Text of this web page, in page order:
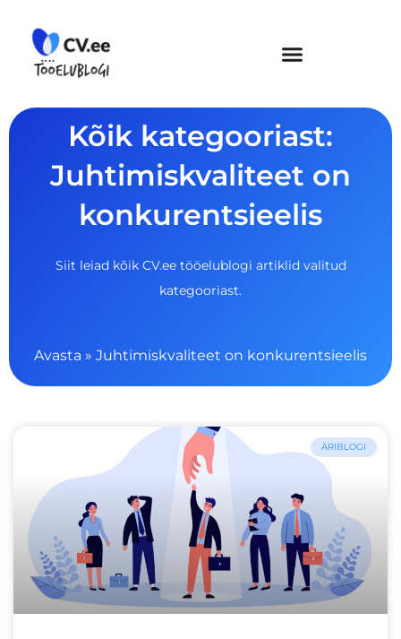
content
Kõik kategooriast:
Juhtimiskvaliteet on
konkurentsieelis
Siit leiad kõik CV.ee tööelublogi artiklid valitud
kategooriast.
Avasta » Juhtimiskvaliteet on konkurentsieelis
ÄRIBLOGI